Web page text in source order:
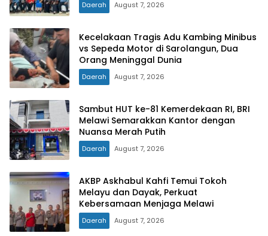
Daerah August 7, 2026
Kecelakaan Tragis Adu Kambing Minibus
vs Sepeda Motor di Sarolangun, Dua
Orang Meninggal Dunia
Daerah August 7, 2026
Sambut HUT ke-81 Kemerdekaan RI, BRI
Melawi Semarakkan Kantor dengan
Nuansa Merah Putih
Daerah August 7, 2026
AKBP Askhabul Kahfi Temui Tokoh
Melayu dan Dayak, Perkuat
Kebersamaan Menjaga Melawi
Daerah August 7, 2026